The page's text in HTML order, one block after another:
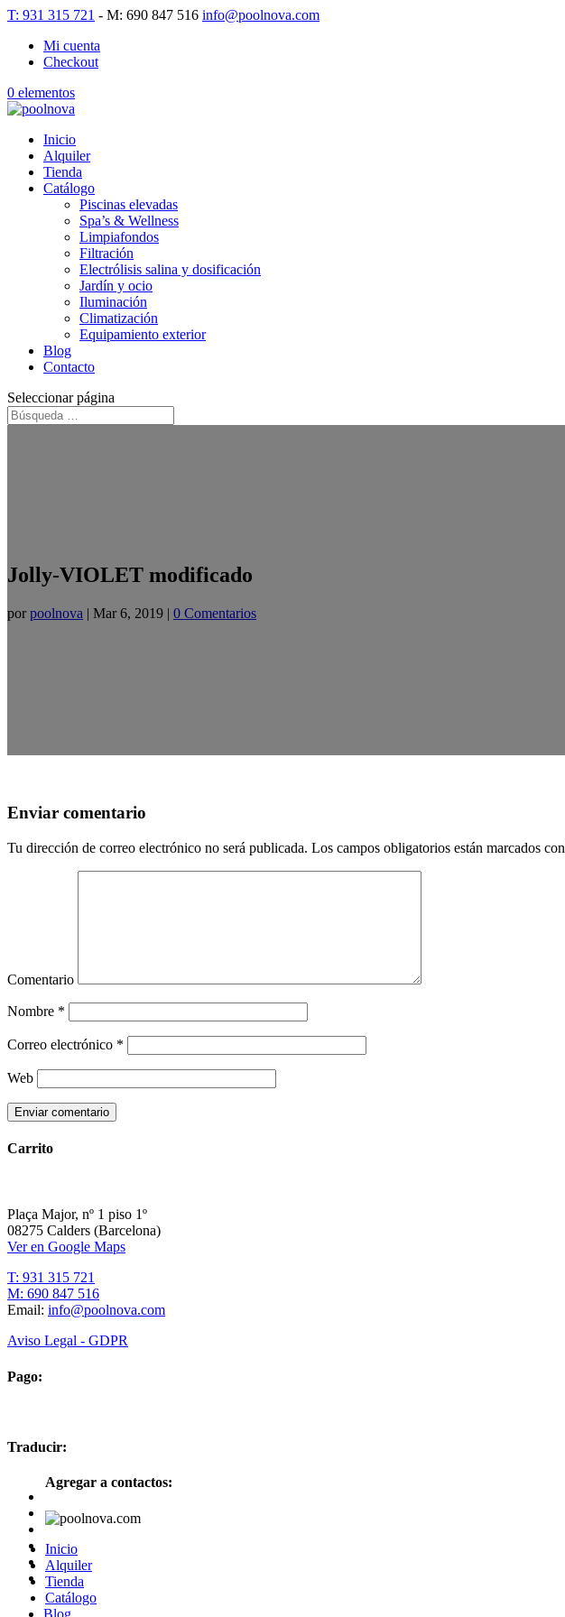
T: 931 315 721 - M: 690 847 516 info@poolnova.com
Mi cuenta
Checkout
0 elementos
Inicio
Alquiler
Tienda
Catálogo
Piscinas elevadas
Spa’s & Wellness
Limpiafondos
Filtración
Electrólisis salina y dosificación
Jardín y ocio
Iluminación
Climatización
Equipamiento exterior
Blog
Contacto
Seleccionar página
Jolly-VIOLET modificado
porpoolnova | Mar 6, 2019 | 0 Comentarios
Enviar comentario
Tu dirección de correo electrónico no será publicada. Los campos obligatorios están marcados con
Comentario
Nombre *
Correo electrónico *
Web
Carrito
Plaça Major, nº 1 piso 1º
08275 Calders (Barcelona)
Ver en Google Maps
T: 931 315 721
M: 690 847 516
Email: info@poolnova.com
Aviso Legal - GDPR
Pago:
Traducir:
Agregar a contactos:
Inicio
Alquiler
Tienda
Catálogo
Blog